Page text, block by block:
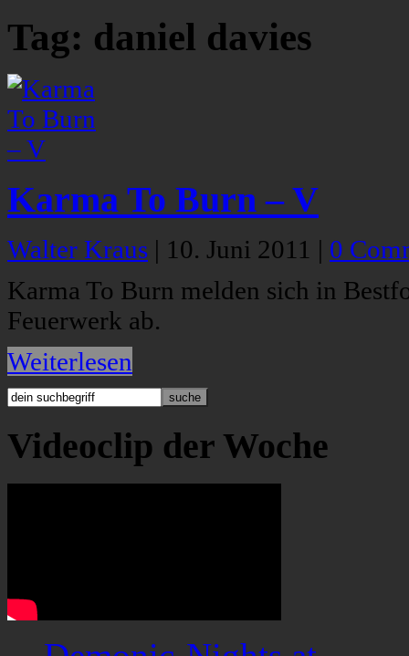
Tag: daniel davies
Karma To Burn – V
Walter Kraus | 10. Juni 2011 | 0
Karma To Burn melden sich in
Feuerwerk ab.
Weiterlesen
Videoclip der Woche